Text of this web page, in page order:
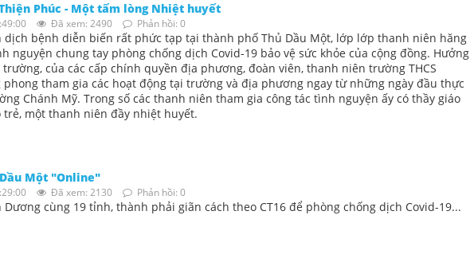
Phúc - Một tấm lòng Nhiệt huyết
Đã xem: 2490 Phản hồi: 0
bệnh diễn biến rất phức tạp tại thành phố Thủ Dầu Một, lớp lớp thanh niên hăng
nguyện chung tay phòng chống dịch Covid-19 bảo vệ sức khỏe của cộng đồng. Hưởng
của các cấp chính quyền địa phương, đoàn viên, thanh niên trường THCS
phong tham gia các hoạt động tại trường và địa phương ngay từ những ngày đầu thực
Chánh Mỹ. Trong số các thanh niên tham gia công tác tình nguyện ấy có thầy giáo
trẻ, một thanh niên đầy nhiệt huyết.
Một "Online"
Đã xem: 2130 Phản hồi: 0
Dương cùng 19 tỉnh, thành phải giãn cách theo CT16 để phòng chống dịch Covid-19...